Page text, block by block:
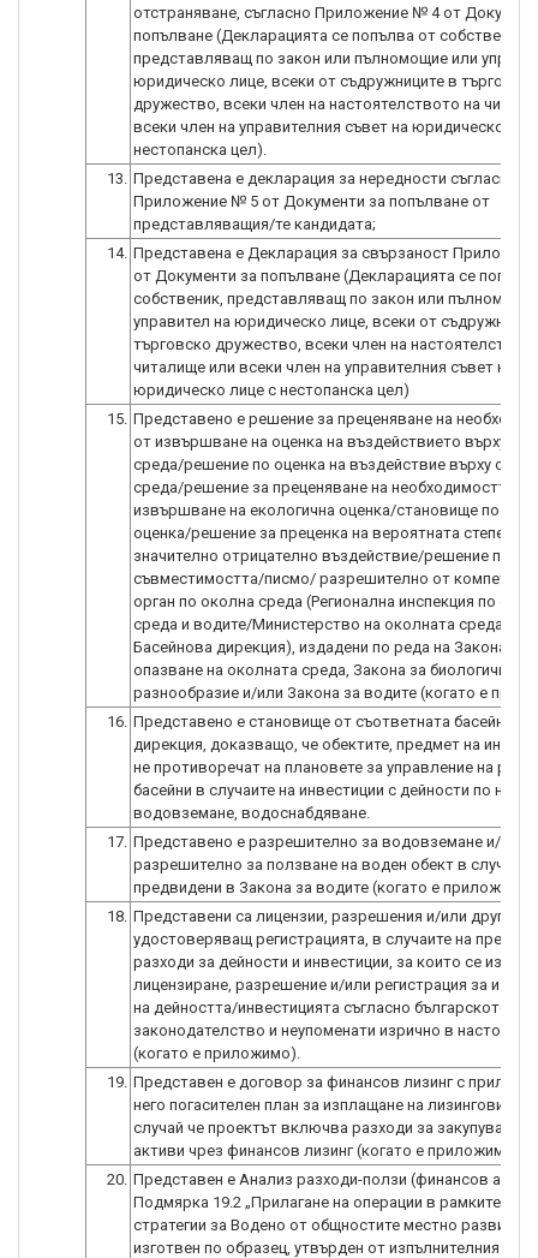
отстраняване, съгласно Приложение № 4 от
попълване (Декларацията се попълва от собственик,
представляващ по закон или пълномощие или
юридическо лице, всеки от съдружниците в търговско
дружество, всеки член на настоятелството на
всеки член на управителния съвет на юридическо
нестопанска цел).
13. Представена е декларация за нередности съгласно
Приложение № 5 от Документи за попълване от
представляващия/те кандидата;
14. Представена е Декларация за свързаност
от Документи за попълване (Декларацията се
собственик, представляващ по закон или
управител на юридическо лице, всеки от
търговско дружество, всеки член на
читалище или всеки член на управителния съвет на
юридическо лице с нестопанска цел)
15. Представено е решение за преценяване на
от извършване на оценка на въздействието върху
среда/решение по оценка на въздействие върху
среда/решение за преценяване на необходимостта от
извършване на екологична оценка/становище по
оценка/решение за преценка на вероятната степен на
значително отрицателно въздействие/решение по
съвместимостта/писмо/ разрешително от
орган по околна среда (Регионална инспекция по
среда и водите/Министерство на околната среда и
Басейнова дирекция), издадени по реда на Закона за
опазване на околната среда, Закона за биологичното
разнообразие и/или Закона за водите (когато е
16. Представено е становище от съответната басейнова
дирекция, доказващо, че обектите, предмет на
не противоречат на плановете за управление на
басейни в случаите на инвестиции с дейности по
водовземане, водоснабдяване.
17. Представено е разрешително за водовземане и/или
разрешително за ползване на воден обект в
предвидени в Закона за водите (когато е приложимо).
18. Представени са лицензии, разрешения и/или друг
удостоверяващ регистрацията, в случаите на
разходи за дейности и инвестиции, за които се
лицензиране, разрешение и/или регистрация за
на дейността/инвестицията съгласно българското
законодателство и неупоменати изрично в
(когато е приложимо).
19. Представен е договор за финансов лизинг с
него погасителен план за изплащане на лизинговите
случай че проектът включва разходи за закупуване
активи чрез финансов лизинг (когато е приложимо).
20. Представен е Анализ разходи-ползи (финансов
Подмярка 19.2 „Прилагане на операции в рамките на
стратегии за Водено от общностите местно
изготвен по образец, утвърден от изпълнителния